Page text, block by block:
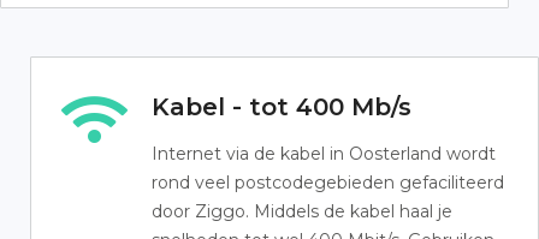
Kabel - tot 400 Mb/s
Internet via de kabel in Oosterland wordt
rond veel postcodegebieden gefaciliteerd
door Ziggo. Middels de kabel haal je